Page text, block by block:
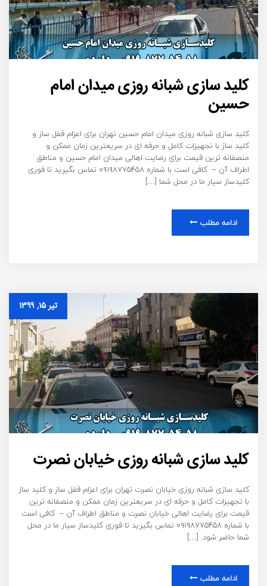
کلید سازی شبانه روزی میدان امام
حسین
کلید سازی شبانه روزی میدان امام حسین تهران برای اعزام قفل ساز و
کلید ساز با تجهیزات کامل و حرفه ای در سریعترین زمان ممکن و
منصفانه ترین قیمت برای رضایت اهالی میدان امام حسین و مناطق
اطراف آن – کافی است با شماره ۰۹۱۹۸۷۷۵۴۵۸ تماس بگیرید تا فوری
کلیدساز سیار ما در محل شما […]
ادامه مطلب
تیر ۱۵, ۱۳۹۹
کلید سازی شبانه روزی خیابان نصرت
کلید سازی شبانه روزی خیابان نصرت تهران برای اعزام قفل ساز و کلید ساز
با تجهیزات کامل و حرفه ای در سریعترین زمان ممکن و منصفانه ترین
قیمت برای رضایت اهالی خیابان نصرت و مناطق اطراف آن – کافی است
با شماره ۰۹۱۹۸۷۷۵۴۵۸ تماس بگیرید تا فوری کلیدساز سیار ما در محل
شما حاضر شود. […]
ادامه مطلب